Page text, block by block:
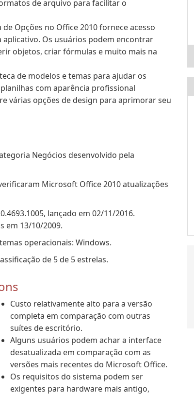
de arquivo para facilitar o
de Opções no Office 2010 fornece acesso
Os usuários podem encontrar
objetos, criar fórmulas e muito mais na
de modelos e temas para ajudar os
com aparência profissional
várias opções de design para aprimorar seu
Negócios desenvolvido pela
Microsoft Office 2010 atualizações
lançado em 02/11/2016.
em 13/10/2009.
operacionais: Windows.
de 5 de 5 estrelas.
Custo relativamente alto para a versão
completa em comparação com outras
suítes de escritório.
Alguns usuários podem achar a interface
desatualizada em comparação com as
versões mais recentes do Microsoft Office.
Os requisitos do sistema podem ser
exigentes para hardware mais antigo,